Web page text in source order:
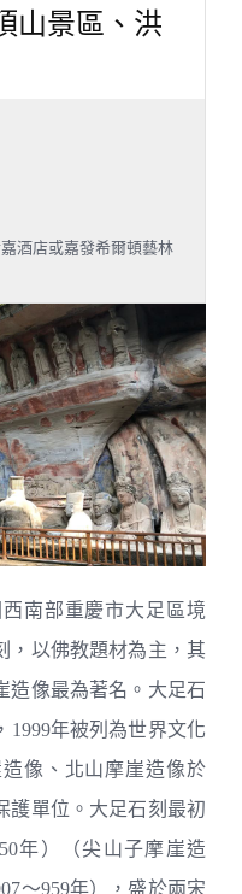
山景區、洪
酒店或嘉發希爾頓藝林
南部重慶市大足區境
，以佛教題材為主，其
造像最為著名。大足石
1999年被列為世界文化
像、北山摩崖造像於
護單位。大足石刻最初
年）（尖山子摩崖造
～959年），盛於兩宋